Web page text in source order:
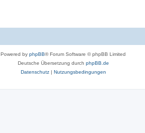
Powered by phpBB® Forum Software © phpBB Limited
Deutsche Übersetzung durch phpBB.de
Datenschutz| Nutzungsbedingungen